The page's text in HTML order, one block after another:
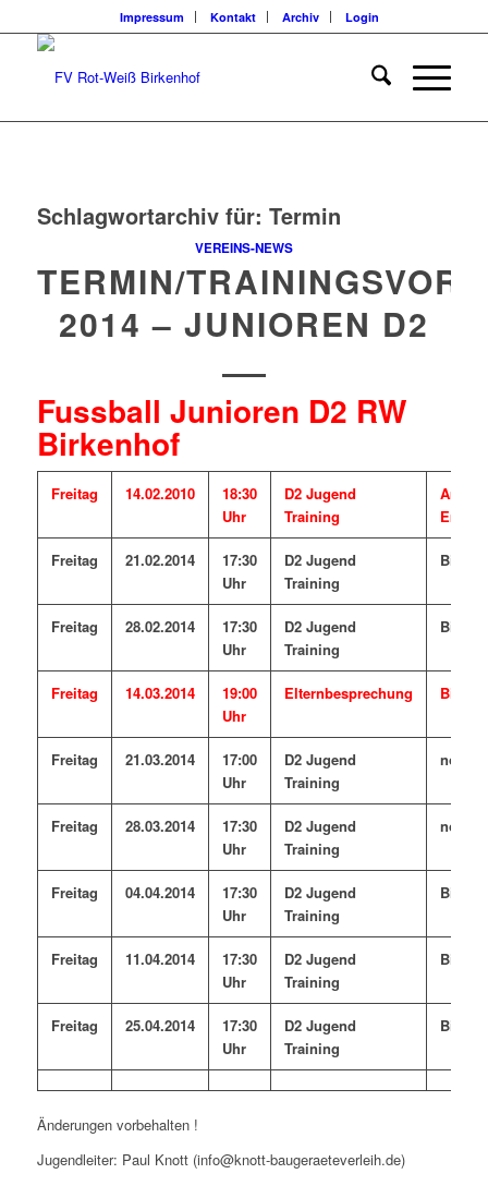
Impressum Kontakt Archiv Login
Schlagwortarchiv für: Termin
VEREINS-NEWS
TERMIN/
2014 – JUNIOREN D2
Fussball Junioren D2 RW
Birkenhof
Freitag 14.02.2010
18:30
Uhr
D2 Jugend
Training
Freitag 21.02.2014
17:30
Uhr
D2 Jugend
Training
Freitag 28.02.2014
17:30
Uhr
D2 Jugend
Training
Freitag 14.03.2014
19:00
Uhr
Elternbesprechung
Freitag 21.03.2014
17:00
Uhr
D2 Jugend
Training
noch
Freitag 28.03.2014
17:30
Uhr
D2 Jugend
Training
noch
Freitag 04.04.2014
17:30
Uhr
D2 Jugend
Training
Freitag 11.04.2014
17:30
Uhr
D2 Jugend
Training
Freitag 25.04.2014
17:30
Uhr
D2 Jugend
Training
Änderungen vorbehalten !
Jugendleiter: Paul Knott (info@knott-baugeraeteverleih.de)